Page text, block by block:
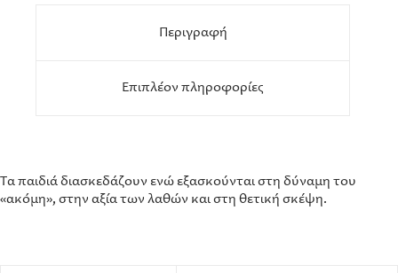
Περιγραφή
Επιπλέον πληροφορίες
Τα παιδιά διασκεδάζουν ενώ εξασκούνται στη δύναμη του
«ακόμη», στην αξία των λαθών και στη θετική σκέψη.